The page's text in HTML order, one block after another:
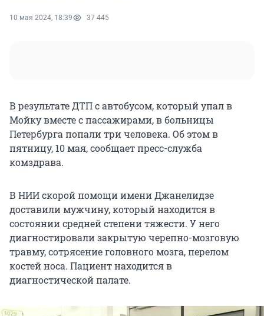
10 мая 2024, 18:39 37 445
В результате ДТП с автобусом, который упал в
Мойку вместе с пассажирами, в больницы
Петербурга попали три человека. Об этом в
пятницу, 10 мая, сообщает пресс-служба
комздрава.
В НИИ скорой помощи имени Джанелидзе
доставили мужчину, который находится в
состоянии средней степени тяжести. У него
диагностировали закрытую черепно-мозговую
травму, сотрясение головного мозга, перелом
костей носа. Пациент находится в
диагностической палате.